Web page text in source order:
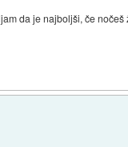
da je najboljši, če